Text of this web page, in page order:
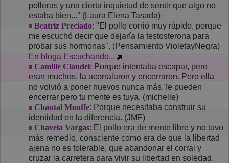
polleras y una cierta inquietud de sentir que algo no
estaba bien..." (Laura Elena Tasada)
Beatriz Preciado: "El pollo corrió muy rápido, porque
me escuchó decir que dejaría la testosterona para
probar sus hormonas". (Pensamiento VioletayNegra)
En bloga Escuchando...
Camille Claudel: Porque intentaba escapar, pero
eran muchos, la acorralaron y encerraron. Pero ella
no volvió a poner huevos nunca más.Te pueden
encerrar pero tu mente es tuya. (michelle)
Chantal Mouffe: Porque necesitaba construir su
identidad en la diferencia. (JMF)
Chavela Vargas: El pollo era de mente libre y no tuvo
más remedio, consciente como era de que la libertad
ajena no es tolerable, que abandonar el corral y
cruzar la carretera para vivir su libertad en soledad.